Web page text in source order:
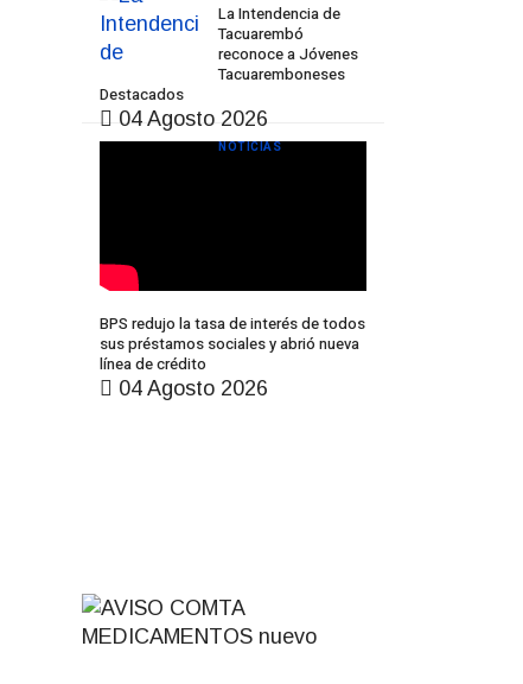
La Intendencia de
Tacuarembó
reconoce a Jóvenes
Tacuaremboneses
Destacados
04 Agosto 2026
BPS redujo la tasa de interés de todos
sus préstamos sociales y abrió nueva
línea de crédito
04 Agosto 2026
NOTICIAS